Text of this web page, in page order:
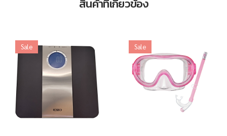
สินค้าที่เกี่ยวข้อง
Sale Sale